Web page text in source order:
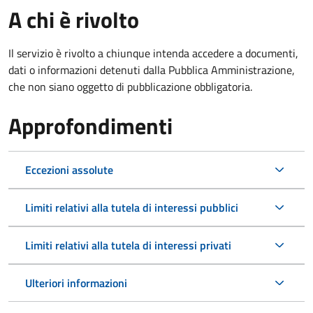
A chi è rivolto
Il servizio è rivolto a chiunque intenda accedere a documenti,
dati o informazioni detenuti dalla Pubblica Amministrazione,
che non siano oggetto di pubblicazione obbligatoria.
Approfondimenti
Eccezioni assolute
Limiti relativi alla tutela di interessi pubblici
Limiti relativi alla tutela di interessi privati
Ulteriori informazioni